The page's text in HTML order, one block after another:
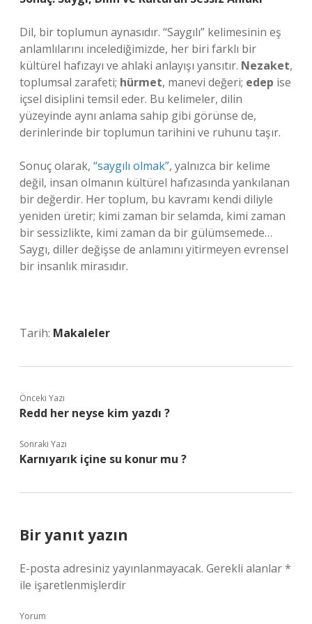
Dil, bir toplumun aynasıdır. “Saygılı” kelimesinin eş
anlamlılarını incelediğimizde, her biri farklı bir
kültürel hafızayı ve ahlaki anlayışı yansıtır. Nezaket,
toplumsal zarafeti; hürmet, manevi değeri; edep ise
içsel disiplini temsil eder. Bu kelimeler, dilin
yüzeyinde aynı anlama sahip gibi görünse de,
derinlerinde bir toplumun tarihini ve ruhunu taşır.
Sonuç olarak, “saygılı olmak”, yalnızca bir kelime
değil, insan olmanın kültürel hafızasında yankılanan
bir değerdir. Her toplum, bu kavramı kendi diliyle
yeniden üretir; kimi zaman bir selamda, kimi zaman
bir sessizlikte, kimi zaman da bir gülümsemede…
Saygı, diller değişse de anlamını yitirmeyen evrensel
bir insanlık mirasıdır.
Tarih: Makaleler
Önceki Yazı
Redd her neyse kim yazdı ?
Sonraki Yazı
Karnıyarık içine su konur mu ?
Bir yanıt yazın
E-posta adresiniz yayınlanmayacak. Gerekli alanlar*
ile işaretlenmişlerdir
Yorum